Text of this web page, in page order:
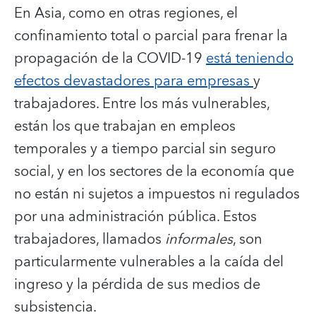
En Asia, como en otras regiones, el
confinamiento total o parcial para frenar la
propagación de la COVID-19está teniendo
efectos devastadores para empresasy
trabajadores.Entre los más vulnerables,
están los que trabajan en empleos
temporales y a tiempo parcial sin seguro
social, y en los sectores de la economía que
no están ni sujetos a impuestos ni regulados
por una administración pública. Estos
trabajadores, llamados informales, son
particularmente vulnerables a la caída del
ingreso y la pérdida de sus medios de
subsistencia.